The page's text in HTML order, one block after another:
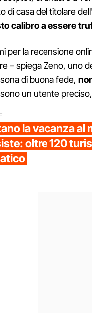
di casa del titolare
calibro a essere
per la recensione
– spiega Zeno, uno
di buona fede,
un utente
la vacanza al
oltre 120